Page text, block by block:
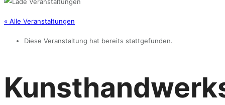
« Alle Veranstaltungen
Diese Veranstaltung hat bereits stattgefunden.